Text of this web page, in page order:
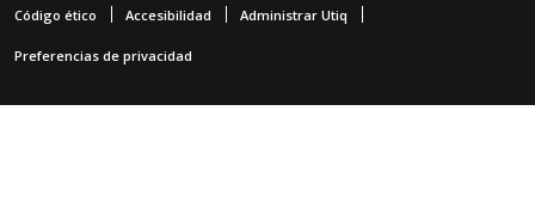
Código ético Accesibilidad Administrar Utiq
Preferencias de privacidad